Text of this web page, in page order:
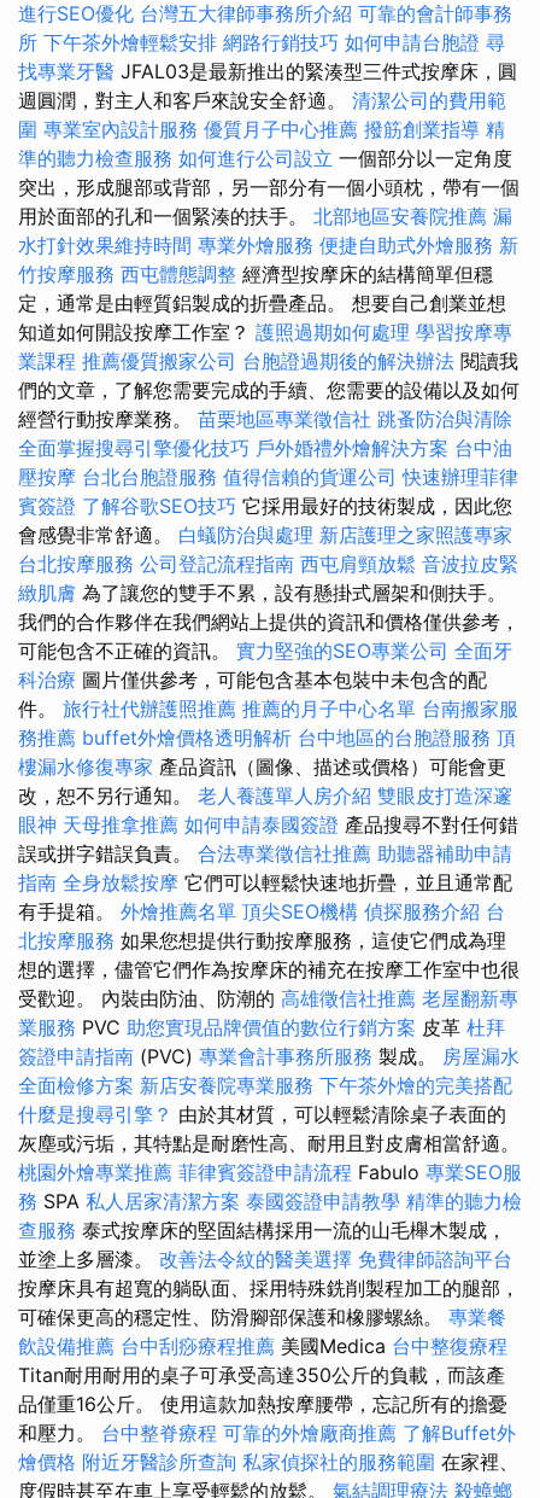
進行SEO優化 台灣五大律師事務所介紹 可靠的會計師事務
所 下午茶外燴輕鬆安排 網路行銷技巧 如何申請台胞證 尋
找專業牙醫 JFAL03是最新推出的緊湊型三件式按摩床，圓
週圓潤，對主人和客戶來說安全舒適。 清潔公司的費用範
圍 專業室內設計服務 優質月子中心推薦 撥筋創業指導 精
準的聽力檢查服務 如何進行公司設立 一個部分以一定角度
突出，形成腿部或背部，另一部分有一個小頭枕，帶有一個
用於面部的孔和一個緊湊的扶手。 北部地區安養院推薦 漏
水打針效果維持時間 專業外燴服務 便捷自助式外燴服務 新
竹按摩服務 西屯體態調整 經濟型按摩床的結構簡單但穩
定，通常是由輕質鋁製成的折疊產品。 想要自己創業並想
知道如何開設按摩工作室？ 護照過期如何處理 學習按摩專
業課程 推薦優質搬家公司 台胞證過期後的解決辦法 閱讀我
們的文章，了解您需要完成的手續、您需要的設備以及如何
經營行動按摩業務。 苗栗地區專業徵信社 跳蚤防治與清除
全面掌握搜尋引擎優化技巧 戶外婚禮外燴解決方案 台中油
壓按摩 台北台胞證服務 值得信賴的貨運公司 快速辦理菲律
賓簽證 了解谷歌SEO技巧 它採用最好的技術製成，因此您
會感覺非常舒適。 白蟻防治與處理 新店護理之家照護專家
台北按摩服務 公司登記流程指南 西屯肩頸放鬆 音波拉皮緊
緻肌膚 為了讓您的雙手不累，設有懸掛式層架和側扶手。
我們的合作夥伴在我們網站上提供的資訊和價格僅供參考，
可能包含不正確的資訊。 實力堅強的SEO專業公司 全面牙
科治療 圖片僅供參考，可能包含基本包裝中未包含的配
件。 旅行社代辦護照推薦 推薦的月子中心名單 台南搬家服
務推薦 buffet外燴價格透明解析 台中地區的台胞證服務 頂
樓漏水修復專家 產品資訊（圖像、描述或價格）可能會更
改，恕不另行通知。 老人養護單人房介紹 雙眼皮打造深邃
眼神 天母推拿推薦 如何申請泰國簽證 產品搜尋不對任何錯
誤或拼字錯誤負責。 合法專業徵信社推薦 助聽器補助申請
指南 全身放鬆按摩 它們可以輕鬆快速地折疊，並且通常配
有手提箱。 外燴推薦名單 頂尖SEO機構 偵探服務介紹 台
北按摩服務 如果您想提供行動按摩服務，這使它們成為理
想的選擇，儘管它們作為按摩床的補充在按摩工作室中也很
受歡迎。 內裝由防油、防潮的 高雄徵信社推薦 老屋翻新專
業服務 PVC 助您實現品牌價值的數位行銷方案 皮革 杜拜
簽證申請指南 (PVC) 專業會計事務所服務 製成。 房屋漏水
全面檢修方案 新店安養院專業服務 下午茶外燴的完美搭配
什麼是搜尋引擎？ 由於其材質，可以輕鬆清除桌子表面的
灰塵或污垢，其特點是耐磨性高、耐用且對皮膚相當舒適。
桃園外燴專業推薦 菲律賓簽證申請流程 Fabulo 專業SEO服
務 SPA 私人居家清潔方案 泰國簽證申請教學 精準的聽力檢
查服務 泰式按摩床的堅固結構採用一流的山毛櫸木製成，
並塗上多層漆。 改善法令紋的醫美選擇 免費律師諮詢平台
按摩床具有超寬的躺臥面、採用特殊銑削製程加工的腿部，
可確保更高的穩定性、防滑腳部保護和橡膠螺絲。 專業餐
飲設備推薦 台中刮痧療程推薦 美國Medica 台中整復療程
Titan耐用耐用的桌子可承受高達350公斤的負載，而該產
品僅重16公斤。 使用這款加熱按摩腰帶，忘記所有的擔憂
和壓力。 台中整脊療程 可靠的外燴廠商推薦 了解Buffet外
燴價格 附近牙醫診所查詢 私家偵探社的服務範圍 在家裡、
度假時甚至在車上享受輕鬆的放鬆。 氣結調理療法 殺蟑螂